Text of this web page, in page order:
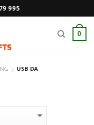
995
0
/ USB DA